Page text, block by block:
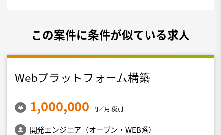
この案件に条件が似ている求人
Webプラットフォーム構築
1,000,000 円／月 税別
開発エンジニア（オープン・WEB系）